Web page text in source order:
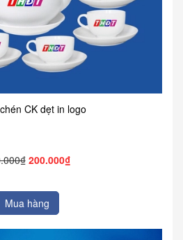
CK dẹt in logo
200.000₫
Mua hàng